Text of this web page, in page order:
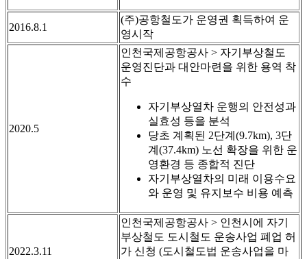
2016.8.1
(주)공항철도가 운영권 획득하여 운
영시작
2020.5
인천국제공항공사 > 자기부상철도
운영진단과 대안마련을 위한 용역 착
수
자기부상열차 운행의 안전성과
실효성 등을 분석
당초 계획된 2단계(9.7km), 3단
계(37.4km) 노선 확장을 위한 운
영환경 등 종합적 진단
자기부상열차의 미래 이용수요
와 운영 및 유지보수 비용 예측
2022.3.11
인천국제공항공사 > 인천시에 자기
부상철도 도시철도 운송사업 폐업 허
가 신청 (도시철도법 운송사업을 마